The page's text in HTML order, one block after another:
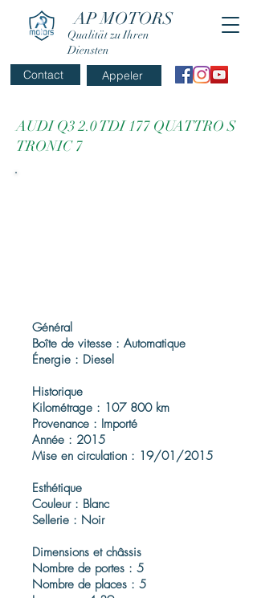
AP MOTORS
Qualität zu Ihren
Diensten
Appeler
Contact
AUDI Q3 2.0 TDI 177 QUATTRO S
TRONIC 7
Général
Boîte de vitesse : Automatique
Énergie : Diesel
Historique
Kilométrage : 107 800 km
Provenance : Importé
Année : 2015
Mise en circulation : 19/01/2015
Esthétique
Couleur : Blanc
Sellerie : Noir
Dimensions et châssis
Nombre de portes : 5
Nombre de places : 5